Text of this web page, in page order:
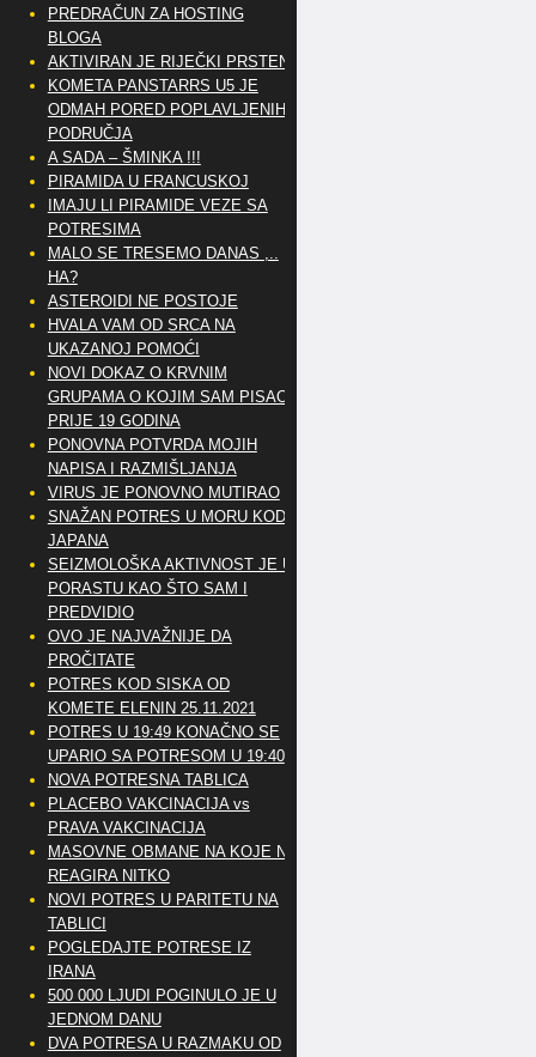
PREDRAČUN ZA HOSTING
BLOGA
AKTIVIRAN JE RIJEČKI PRSTEN
KOMETA PANSTARRS U5 JE
ODMAH PORED POPLAVLJENIH
PODRUČJA
A SADA – ŠMINKA !!!
PIRAMIDA U FRANCUSKOJ
IMAJU LI PIRAMIDE VEZE SA
POTRESIMA
MALO SE TRESEMO DANAS ,..
HA?
ASTEROIDI NE POSTOJE
HVALA VAM OD SRCA NA
UKAZANOJ POMOĆI
NOVI DOKAZ O KRVNIM
GRUPAMA O KOJIM SAM PISAO
PRIJE 19 GODINA
PONOVNA POTVRDA MOJIH
NAPISA I RAZMIŠLJANJA
VIRUS JE PONOVNO MUTIRAO
SNAŽAN POTRES U MORU KOD
JAPANA
SEIZMOLOŠKA AKTIVNOST JE U
PORASTU KAO ŠTO SAM I
PREDVIDIO
OVO JE NAJVAŽNIJE DA
PROČITATE
POTRES KOD SISKA OD
KOMETE ELENIN 25.11.2021
POTRES U 19:49 KONAČNO SE
UPARIO SA POTRESOM U 19:40
NOVA POTRESNA TABLICA
PLACEBO VAKCINACIJA vs
PRAVA VAKCINACIJA
MASOVNE OBMANE NA KOJE NE
REAGIRA NITKO
NOVI POTRES U PARITETU NA
TABLICI
POGLEDAJTE POTRESE IZ
IRANA
500 000 LJUDI POGINULO JE U
JEDNOM DANU
DVA POTRESA U RAZMAKU OD